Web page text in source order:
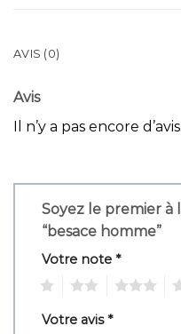
AVIS (0)
Avis
Il n’y a pas encore d’avis.
Soyez le premier à
“besace homme”
Votre note *
Votre avis*